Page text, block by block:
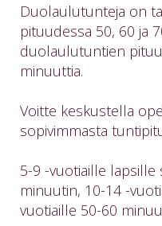
Duolaulutunteja on
pituudessa 50, 60 ja
duolaulutuntien
minuuttia.
Voitte keskustella
sopivimmasta
5-9 -vuotiaille
minuutin, 10-14 -
vuotiaille 50-60